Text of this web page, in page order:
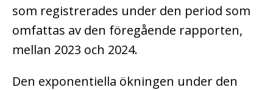
som registrerades under den period som
omfattas av den föregående rapporten,
mellan 2023 och 2024.
Den exponentiella ökningen under den